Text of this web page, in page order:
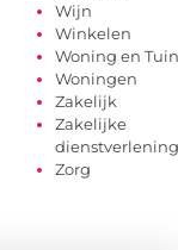
Wijn
Winkelen
Woning en Tuin
Woningen
Zakelijk
Zakelijke
dienstverlening
Zorg